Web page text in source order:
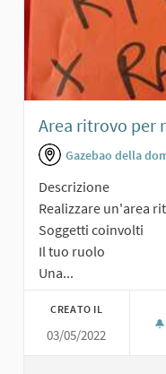
Area ritrovo per
Gazebao della
Descrizione
Realizzare un'area
Soggetti coinvolti
Il tuo ruolo
Una...
CREATO IL
03/05/2022